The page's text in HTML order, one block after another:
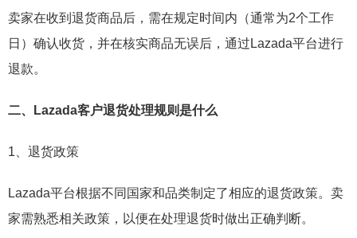
卖家在收到退货商品后，需在规定时间内（通常为2个工作
日）确认收货，并在核实商品无误后，通过Lazada平台进行
退款。
二、Lazada客户退货处理规则是什么
1、退货政策
Lazada平台根据不同国家和品类制定了相应的退货政策。卖
家需熟悉相关政策，以便在处理退货时做出正确判断。